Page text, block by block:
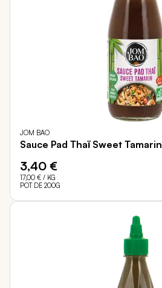
JOM BAO
Sauce Pad Thaï Sweet Tamarin
3,40 €
17,00 € / KG
POT DE 200G